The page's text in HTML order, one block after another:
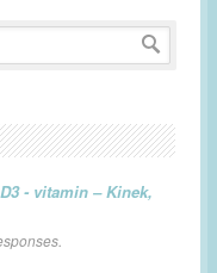
- vitamin – Kinek,